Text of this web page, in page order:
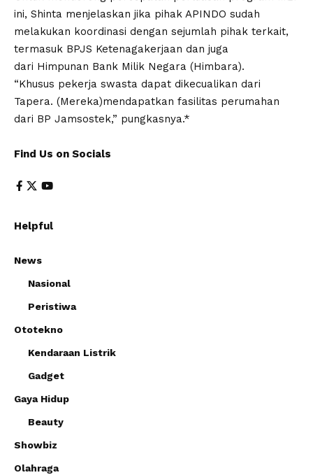
ini, Shinta menjelaskan jika pihak APINDO sudah
melakukan koordinasi dengan sejumlah pihak terkait,
termasuk BPJS Ketenagakerjaan dan juga
dari Himpunan Bank Milik Negara (Himbara).
“Khusus pekerja swasta dapat dikecualikan dari
Tapera. (Mereka)mendapatkan fasilitas perumahan
dari BP Jamsostek,” pungkasnya.*
Find Us on Socials
Helpful
News
Nasional
Peristiwa
Ototekno
Kendaraan Listrik
Gadget
Gaya Hidup
Beauty
Showbiz
Olahraga